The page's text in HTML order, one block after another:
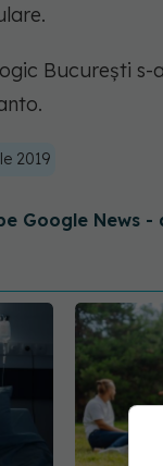
Bucureşti
2019
Google News -